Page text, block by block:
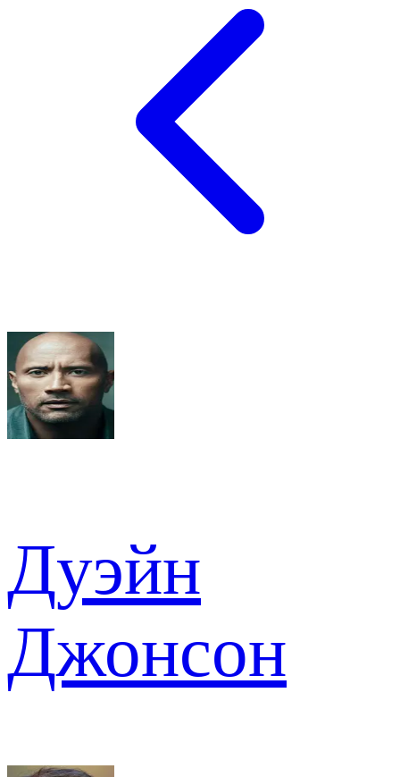
Дуэйн
Джонсон